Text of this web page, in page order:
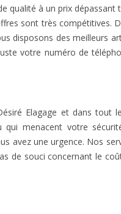
qualité à un prix
sont très compétitives.
disposons des meilleurs
votre numéro de
Elagage et dans tout
qui menacent votre
avez une urgence. Nos
de souci concernant le